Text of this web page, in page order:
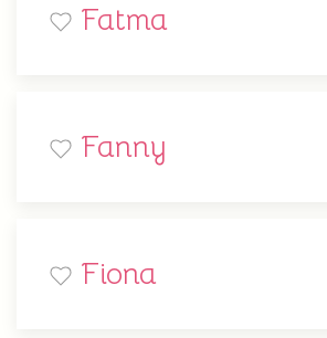
Fatma
Fanny
Fiona